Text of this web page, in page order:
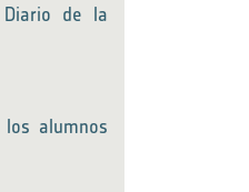
de la
alumnos